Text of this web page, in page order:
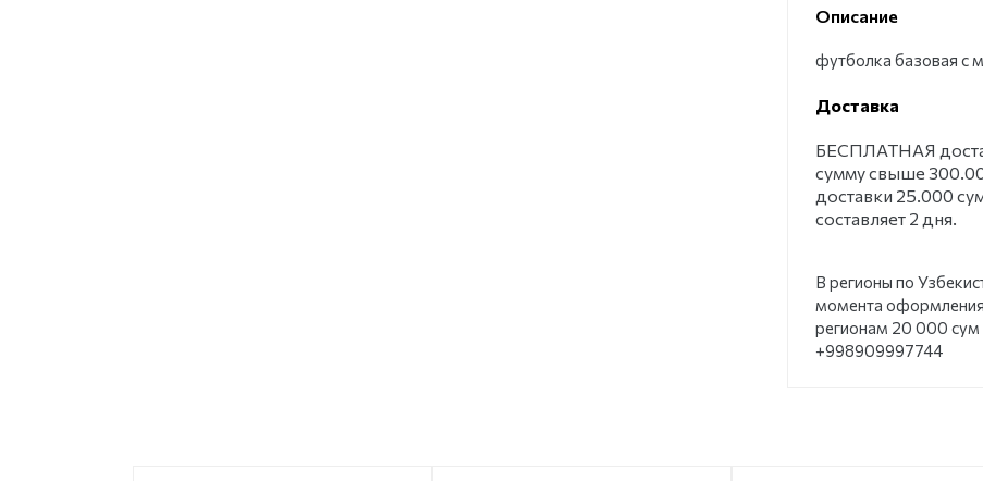
Описание
футболка базовая с
Доставка
БЕСПЛАТНАЯ
сумму свыше
доставки 25.000
составляет 2 дня.
В регионы по
момента оформления
регионам 20 000 сум
+998909997744